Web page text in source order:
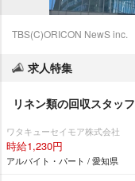
TBS(C)ORICON NewS inc.
求人特集
リネン類の回収スタッフ
ワタキューセイモア株式会社
時給1,230円
アルバイト・パート / 愛知県